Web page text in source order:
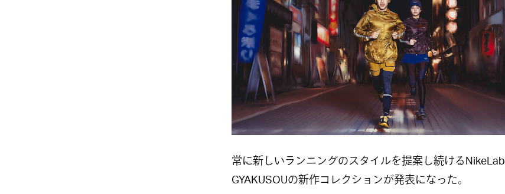
常に新しいランニングのスタイルを提案し続けるNikeLab
GYAKUSOUの新作コレクションが発表になった。